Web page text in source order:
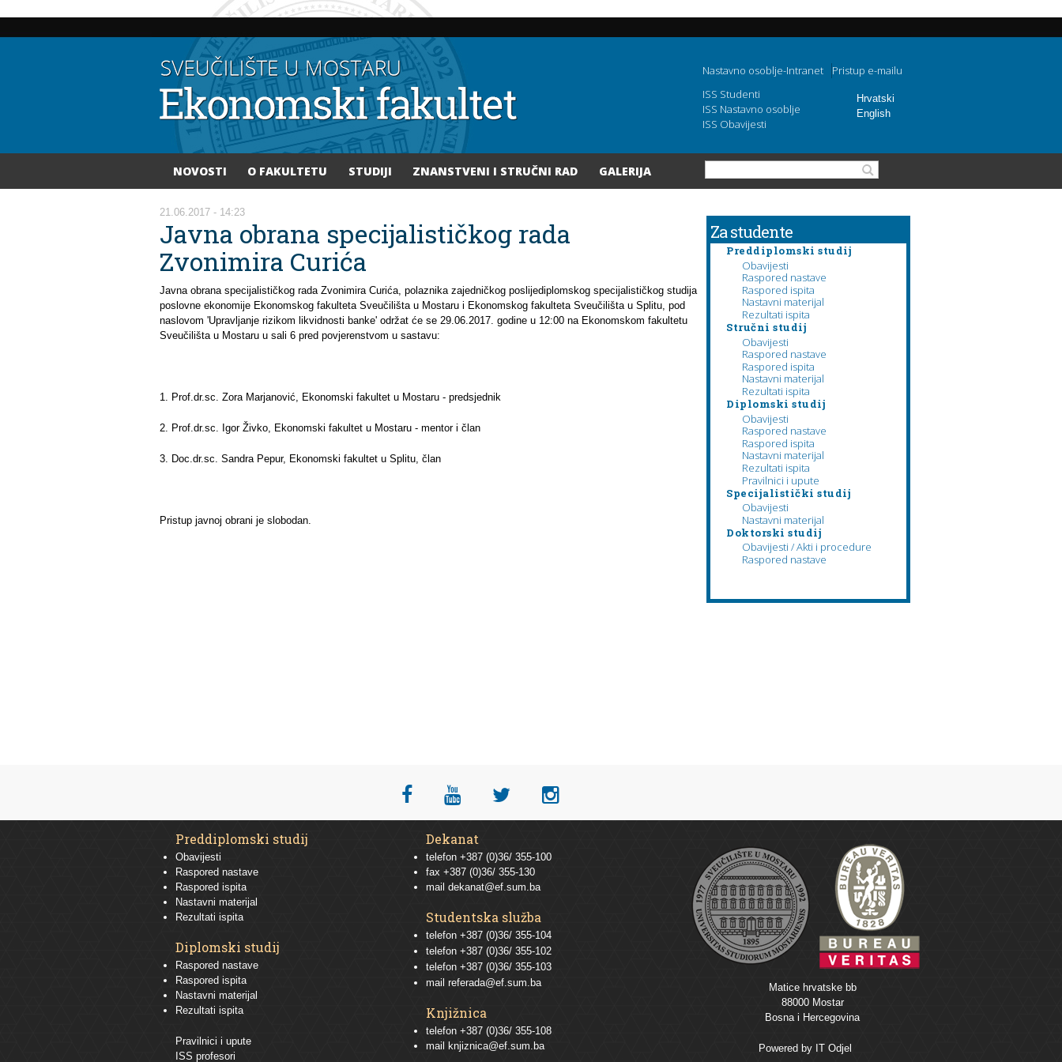
glavni
Hrvatski
English
Nastavno osoblje-Intranet
Pristup e-mailu
ISS Studenti
ISS Nastavno osoblje
ISS Obavijesti
NOVOSTI O FAKULTETU STUDIJI ZNANSTVENI I STRUČNI RAD GALERIJA Obrazac pretraživanja
Vi ste ovdje
21.06.2017 - 14:23
Javna obrana specijalističkog rada
Zvonimira Curića
Javna obrana specijalističkog rada Zvonimira Curića, polaznika zajedničkog poslijediplomskog specijalističkog studija
poslovne ekonomije Ekonomskog fakulteta Sveučilišta u Mostaru i Ekonomskog fakulteta Sveučilišta u Splitu, pod
naslovom 'Upravljanje rizikom likvidnosti banke' održat će se 29.06.2017. godine u 12:00 na Ekonomskom fakultetu
Sveučilišta u Mostaru u sali 6 pred povjerenstvom u sastavu:
1. Prof.dr.sc. Zora Marjanović, Ekonomski fakultet u Mostaru - predsjednik
2. Prof.dr.sc. Igor Živko, Ekonomski fakultet u Mostaru - mentor i član
3. Doc.dr.sc. Sandra Pepur, Ekonomski fakultet u Splitu, član
Pristup javnoj obrani je slobodan.
Za studente
Preddiplomski studij
Obavijesti
Raspored nastave
Raspored ispita
Nastavni materijal
Rezultati ispita
Stručni studij
Obavijesti
Raspored nastave
Raspored ispita
Nastavni materijal
Rezultati ispita
Diplomski studij
Obavijesti
Raspored nastave
Raspored ispita
Nastavni materijal
Rezultati ispita
Pravilnici i upute
Specijalistički studij
Obavijesti
Nastavni materijal
Doktorski studij
Obavijesti / Akti i procedure
Raspored nastave
Preddiplomski studij
Obavijesti
Raspored nastave
Raspored ispita
Nastavni materijal
Rezultati ispita
Diplomski studij
Raspored nastave
Raspored ispita
Nastavni materijal
Rezultati ispita
Pravilnici i upute
ISS profesori
Dekanat
telefon +387 (0)36/ 355-100
fax +387 (0)36/ 355-130
mail dekanat@ef.sum.ba
Studentska služba
telefon +387 (0)36/ 355-104
telefon +387 (0)36/ 355-102
telefon +387 (0)36/ 355-103
mail referada@ef.sum.ba
Knjižnica
telefon +387 (0)36/ 355-108
mail
knjiznica@ef.sum.ba
Matice hrvatske bb
88000 Mostar
Bosna i Hercegovina
Powered by IT Odjel